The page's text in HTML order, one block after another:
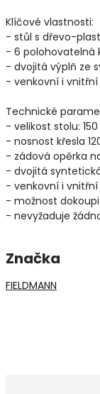
Klíčové vlastnosti:
- stůl s dřevo-
- 6 polohovatelná
- dvojitá výplň ze
- venkovní i
Technické
- velikost stolu:
- nosnost křesla
- zádová opěrka
- dvojitá
- venkovní i
- možnost
- nevyžaduje
Značka
FIELDMANN